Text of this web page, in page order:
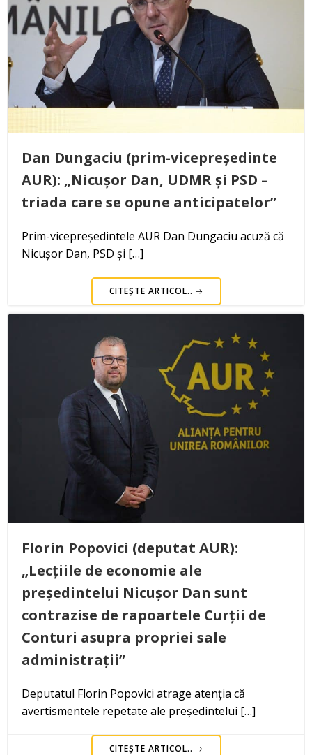
Dan Dungaciu (prim-vicepreședinte
AUR): „Nicușor Dan, UDMR și PSD –
triada care se opune anticipatelor”
Prim-vicepreședintele AUR Dan Dungaciu acuză că
Nicușor Dan, PSD și […]
CITEȘTE ARTICOL..
Florin Popovici (deputat AUR):
„Lecțiile de economie ale
președintelui Nicușor Dan sunt
contrazise de rapoartele Curții de
Conturi asupra propriei sale
administrații”
Deputatul Florin Popovici atrage atenția că
avertismentele repetate ale președintelui […]
CITEȘTE ARTICOL..